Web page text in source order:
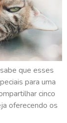
que esses
para uma
cinco
oferecendo os